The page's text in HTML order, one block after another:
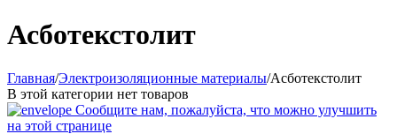
Асботекстолит
Главная/Электроизоляционные материалы/Асботекстолит
В этой категории нет товаров
Сообщите нам, пожалуйста, что можно улучшить
на этой странице